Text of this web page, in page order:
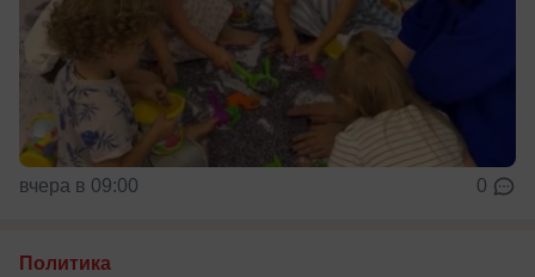
вчера в 09:00 0
Политика